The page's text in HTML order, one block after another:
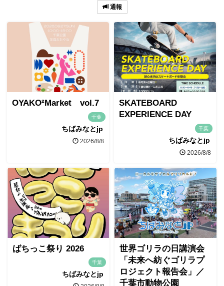
通報
OYAKO²Market vol.7
千葉
ちばみなとjp
2026/8/8
SKATEBOARD
EXPERIENCE DAY
千葉
ちばみなとjp
2026/8/8
ばちっこ祭り 2026
千葉
ちばみなとjp
世界ゴリラの日講演会
「未来へ紡ぐゴリラプ
ロジェクト報告会」／
千葉市動物公園